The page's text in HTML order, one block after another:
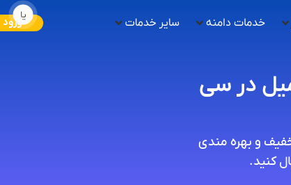
خدمات دامنه سایر خدمات ورود
یا
در سی
و بهره مندی
کنید.